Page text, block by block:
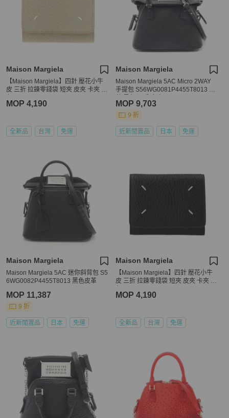
Maison Margiela
【Maison Margiela】四針 壓花小牛
皮 三折 拉鍊零錢袋 短夾 皮夾 卡夾 灰
MOP 4,190
全新品 台灣 免運
Maison Margiela
Maison Margiela 5AC Micro 2WAY
手提包 S56WG0081P4455T8013 皮
MOP 9,703
9 折
近新閒置品 日本 免運
Maison Margiela
Maison Margiela 5AC 迷你斜背包 S5
6WG0082P4455T8013 黑色皮革
MOP 11,387
9 折
近新閒置品 日本 免運
Maison Margiela
【Maison Margiela】四針 壓花小牛
皮 三折 拉鍊零錢袋 短夾 皮夾 卡夾 黑
MOP 4,190
全新品 台灣 免運